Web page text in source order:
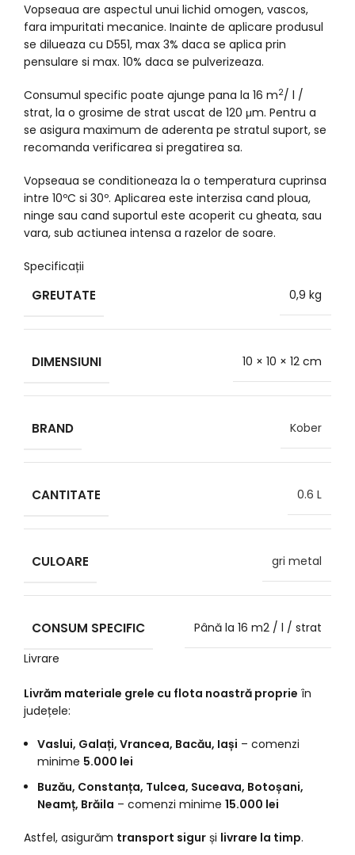
Vopseaua are aspectul unui lichid omogen, vascos,
fara impuritati mecanice. Inainte de aplicare produsul
se dilueaza cu D551, max 3% daca se aplica prin
pensulare si max. 10% daca se pulverizeaza.
Consumul specific poate ajunge pana la 16 m2/ l /
strat, la o grosime de strat uscat de 120 μm. Pentru a
se asigura maximum de aderenta pe stratul suport, se
recomanda verificarea si pregatirea sa.
Vopseaua se conditioneaza la o temperatura cuprinsa
intre 10ºC si 30º. Aplicarea este interzisa cand ploua,
ninge sau cand suportul este acoperit cu gheata, sau
vara, sub actiunea intensa a razelor de soare.
Specificații
GREUTATE 0,9 kg
DIMENSIUNI 10 × 10 × 12 cm
BRAND Kober
CANTITATE 0.6 L
CULOARE gri metal
CONSUM SPECIFIC
Până la 16 m2 / l / strat
Livrare
Livrăm materiale grele cu flota noastră proprie în
județele:
Vaslui, Galați, Vrancea, Bacău, Iași – comenzi
minime 5.000 lei
Buzău, Constanța, Tulcea, Suceava, Botoșani,
Neamț, Brăila – comenzi minime 15.000 lei
Astfel, asigurăm transport sigur și livrare la timp.